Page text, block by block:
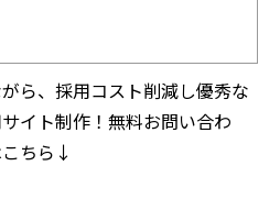
ら、採用コスト削減し優秀な
イト制作！無料お問い合わ
ちら↓